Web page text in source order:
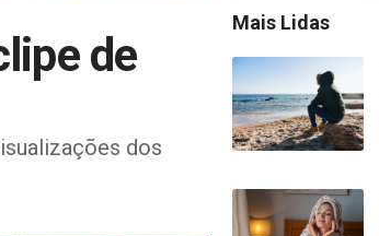
de
dos
Mais Lidas